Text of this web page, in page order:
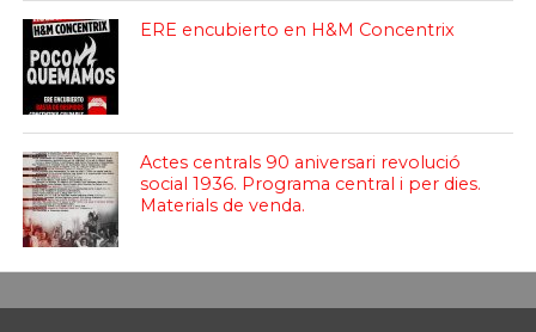
ERE encubierto en H&M Concentrix
Actes centrals 90 aniversari revolució
social 1936. Programa central i per dies.
Materials de venda.